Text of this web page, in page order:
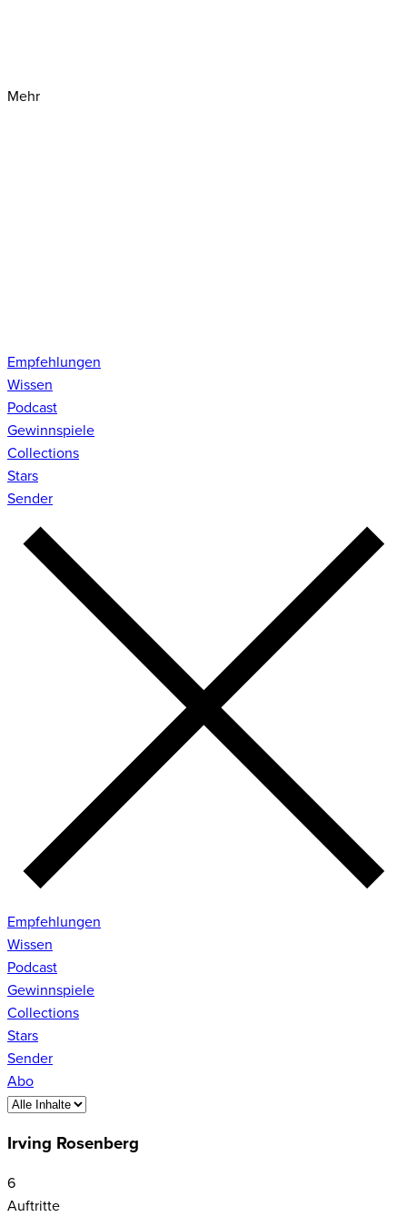
Mehr
Empfehlungen
Wissen
Podcast
Gewinnspiele
Collections
Stars
Sender
Empfehlungen
Wissen
Podcast
Gewinnspiele
Collections
Stars
Sender
Abo
Irving Rosenberg
6
Auftritte